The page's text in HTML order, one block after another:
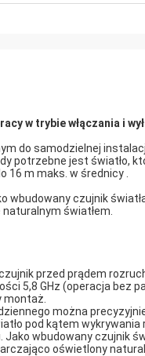
w trybie włączania i
do samodzielnej
potrzebne jest światło,
16 m maks. w średnicy .
wbudowany czujnik
światłem.
przed prądem
5,8 GHz (operacja bez
montaż.
można
pod kątem wykrywania
wbudowany czujnik
oświetlony